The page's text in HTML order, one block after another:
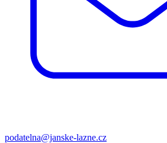
podatelna@janske-lazne.cz